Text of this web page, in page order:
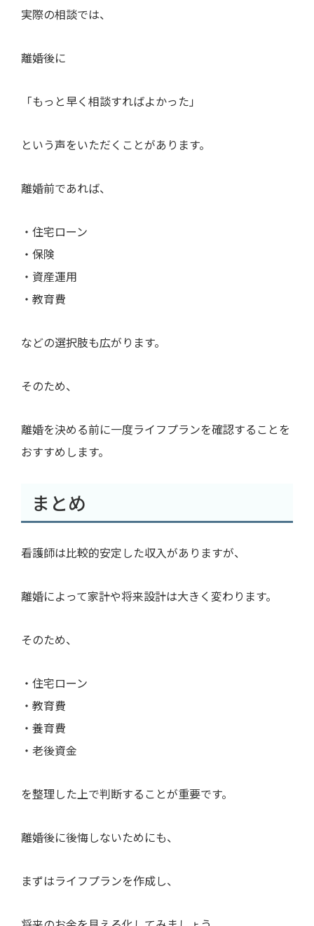
実際の相談では、
離婚後に
「もっと早く相談すればよかった」
という声をいただくことがあります。
離婚前であれば、
・住宅ローン
・保険
・資産運用
・教育費
などの選択肢も広がります。
そのため、
離婚を決める前に一度ライフプランを確認することを
おすすめします。
まとめ
看護師は比較的安定した収入がありますが、
離婚によって家計や将来設計は大きく変わります。
そのため、
・住宅ローン
・教育費
・養育費
・老後資金
を整理した上で判断することが重要です。
離婚後に後悔しないためにも、
まずはライフプランを作成し、